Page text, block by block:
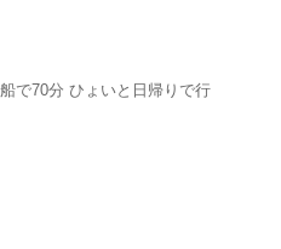
で70分 ひょいと日帰りで行